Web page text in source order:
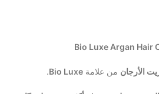
Bio Luxe Argan Hair
الأرجان من علامة Bio Luxe
.